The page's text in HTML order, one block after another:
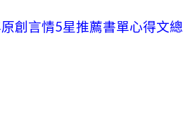
創言情5星推薦書單心得文總